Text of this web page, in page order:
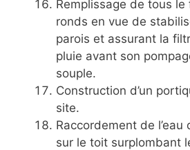
Remplissage de tous
ronds en vue de
parois et assurant la
pluie avant son
souple.
Construction d’un
site.
Raccordement de
sur le toit surplombant